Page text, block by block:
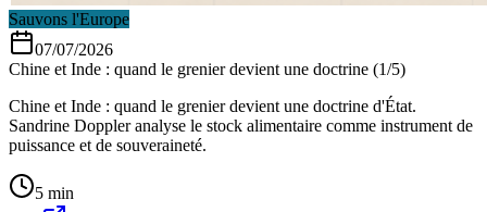
Sauvons l'Europe
07/07/2026
Chine et Inde : quand le grenier devient une doctrine (1/5)
Chine et Inde : quand le grenier devient une doctrine d'État.
Sandrine Doppler analyse le stock alimentaire comme instrument de
puissance et de souveraineté.
5 min